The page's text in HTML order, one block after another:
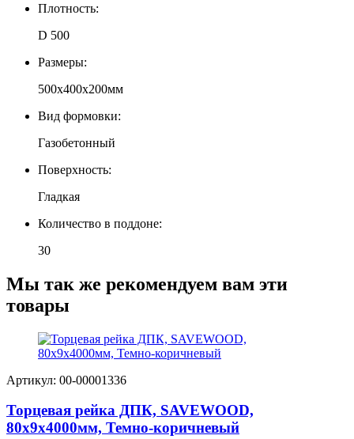
Плотность:
D 500
Размеры:
500х400х200мм
Вид формовки:
Газобетонный
Поверхность:
Гладкая
Количество в поддоне:
30
Мы так же рекомендуем вам эти
товары
Артикул: 00-00001336
Торцевая рейка ДПК, SAVEWOOD,
80х9х4000мм, Темно-коричневый